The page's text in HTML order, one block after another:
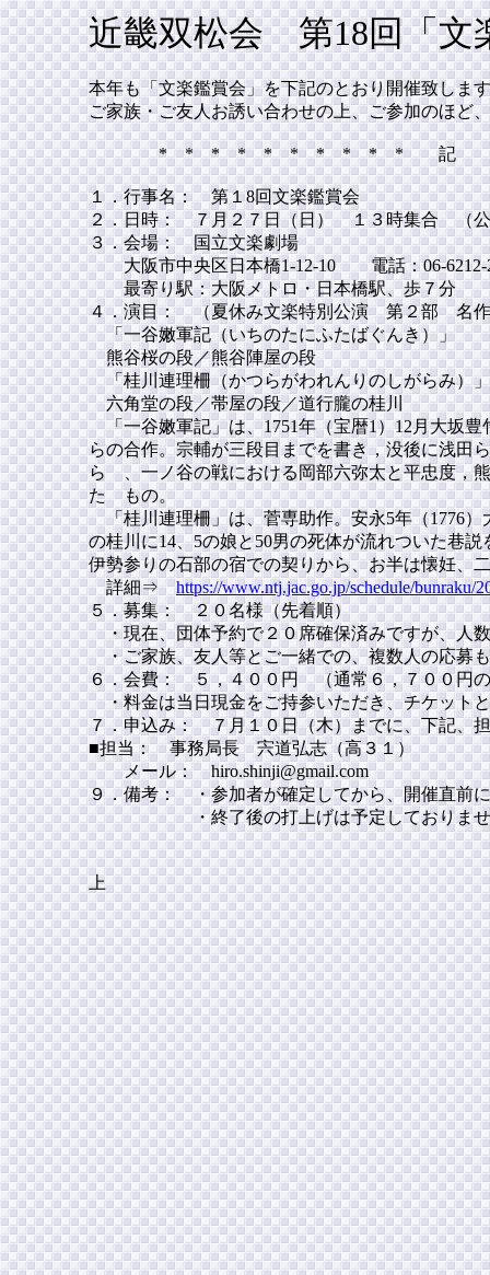
近畿双松会 第18回「文
本年も「文楽鑑賞会」を下記のとおり開催致しま
ご家族・ご友人お誘い合わせの上、ご参加のほど
* * * * * * * * * * 記 *
１．行事名： 第１8回文楽鑑賞会
２．日時： ７月２７日（日） １３時集合 （公
３．会場： 国立文楽劇場
大阪市中央区日本橋1-12-10 電話：06-6212-
最寄り駅：大阪メトロ・日本橋駅、歩７分
４．演目： （夏休み文楽特別公演 第２部 名
「一谷嫩軍記（いちのたにふたばぐんき）」
熊谷桜の段／熊谷陣屋の段
「桂川連理柵（かつらがわれんりのしがらみ）」
六角堂の段／帯屋の段／道行朧の桂川
「一谷嫩軍記」は、1751年（宝暦1）12月大坂
らの合作。宗輔が三段目までを書き，没後に浅田
ら 、一ノ谷の戦における岡部六弥太と平忠度，
た もの。
「桂川連理柵」は、菅専助作。安永5年（1776
の桂川に14、5の娘と50男の死体が流れついた巷
伊勢参りの石部の宿での契りから、お半は懐妊、
詳細⇒https://www.ntj.jac.go.jp/schedule/bunraku/
５．募集： ２０名様（先着順）
・現在、団体予約で２０席確保済みですが、人
・ご家族、友人等とご一緒での、複数人の応募
６．会費： ５，４００円 （通常６，７００円
・料金は当日現金をご持参いただき、チケット
７．申込み： ７月１０日（木）までに、下記、
■担当： 事務局長 宍道弘志（高３１）
メール： hiro.shinji@gmail.com
９．備考： ・参加者が確定してから、開催直前
・終了後の打上げは予定しておりませ
以
上